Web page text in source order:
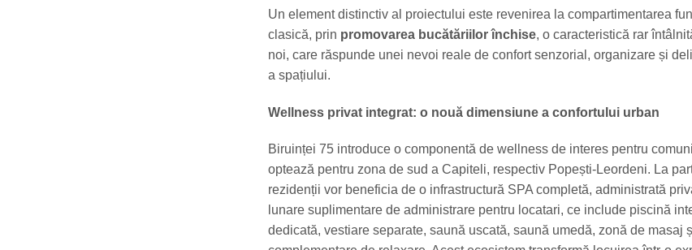
Un element distinctiv al proiectului este revenirea la compartimentarea
clasică, prin promovarea bucătăriilor închise, o caracteristică rar
noi, care răspunde unei nevoi reale de confort senzorial, organizare și
a spațiului.
Wellness privat integrat: o nouă dimensiune a confortului urban
Biruinței 75 introduce o componentă de wellness de interes pentru
optează pentru zona de sud a Capiteli, respectiv Popești-Leordeni. La
rezidenții vor beneficia de o infrastructură SPA completă, administrată
lunare suplimentare de administrare pentru locatari, ce include piscină
dedicată, vestiare separate, saună uscată, saună umedă, zonă de masaj